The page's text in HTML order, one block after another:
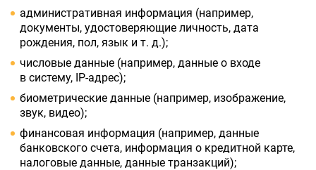
административная информация (например,
документы, удостоверяющие личность, дата
рождения, пол, язык и т. д.);
числовые данные (например, данные о входе
в систему, IP-адрес);
биометрические данные (например, изображение,
звук, видео);
финансовая информация (например, данные
банковского счета, информация о кредитной карте,
налоговые данные, данные транзакций);